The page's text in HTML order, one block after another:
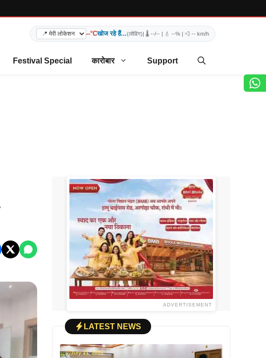
--°Cखोज रहे हैं...(लोडिंग)| 🌡️ --/-- | 💧 --% | 💨 -- km/h
Festival Special कारोबार Support
ADVERTISEMENT
LATEST NEWS
July 31, 2026